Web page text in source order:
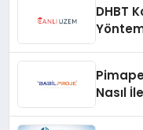
DHBT
Nasıl